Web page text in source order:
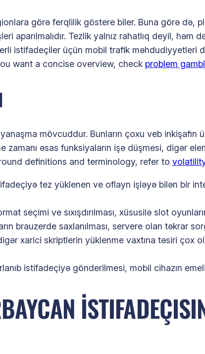
görə ferqlilik göstere biler. Buna görə də,
aparılmalıdır. Tezlik yalnız rahatlıq deyil,
istifadeçiler üçün mobil trafik məhdudiyyetleri
want a concise overview, check problem
mövcuddur. Bunların çoxu veb inkişafın
əsas funksiyaların işə düşmesi, digər
definitions and terminology, refer to
tez yüklenen ve oflayn işləyə bilən bir
seçimi ve sıxışdırılması, xüsusilə slot
brauzerde saxlanılması, servere olan təkrar
xarici skriptlerin yüklenme vaxtına təsiri çox
istifadeçiyə gönderilmesi, mobil cihazın